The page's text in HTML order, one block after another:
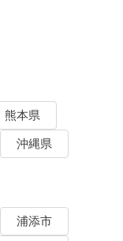
熊本県
沖縄県
浦添市